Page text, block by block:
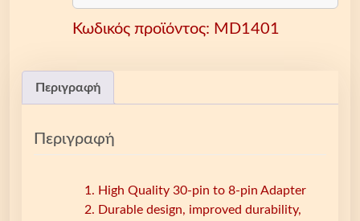
Κωδικός προϊόντος: MD1401
Περιγραφή
Περιγραφή
High Quality 30-pin to 8-pin Adapter
Durable design, improved durability,